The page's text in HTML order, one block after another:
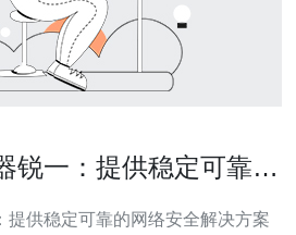
锐一：提供稳定可靠的
提供稳定可靠的网络安全解决方案